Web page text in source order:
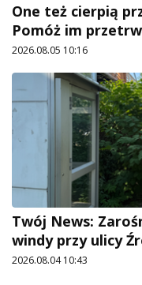
One też cierpią
Pomóż im
2026.08.05 10:16
Twój News:
windy przy ulicy
2026.08.04 10:43